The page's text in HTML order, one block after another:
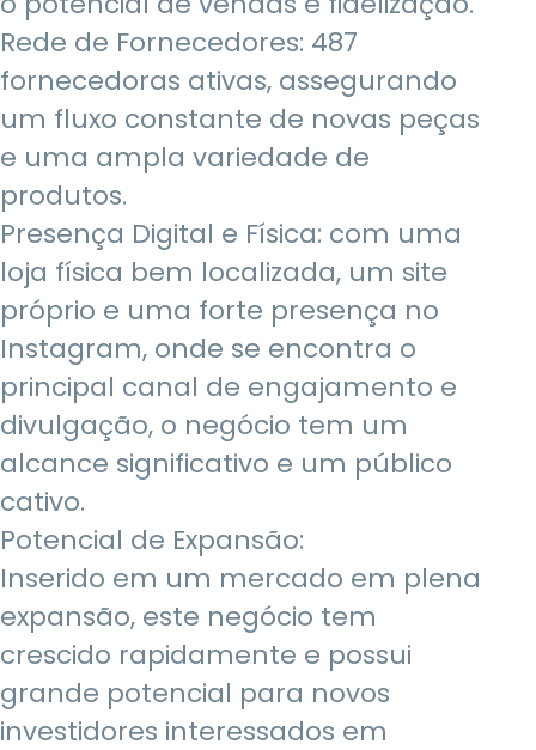
Rede de Fornecedores: 487
fornecedoras ativas, assegurando
um fluxo constante de novas peças
e uma ampla variedade de
produtos.
Presença Digital e Física: com uma
loja física bem localizada, um site
próprio e uma forte presença no
Instagram, onde se encontra o
principal canal de engajamento e
divulgação, o negócio tem um
alcance significativo e um público
cativo.
Potencial de Expansão:
Inserido em um mercado em plena
expansão, este negócio tem
crescido rapidamente e possui
grande potencial para novos
investidores interessados em